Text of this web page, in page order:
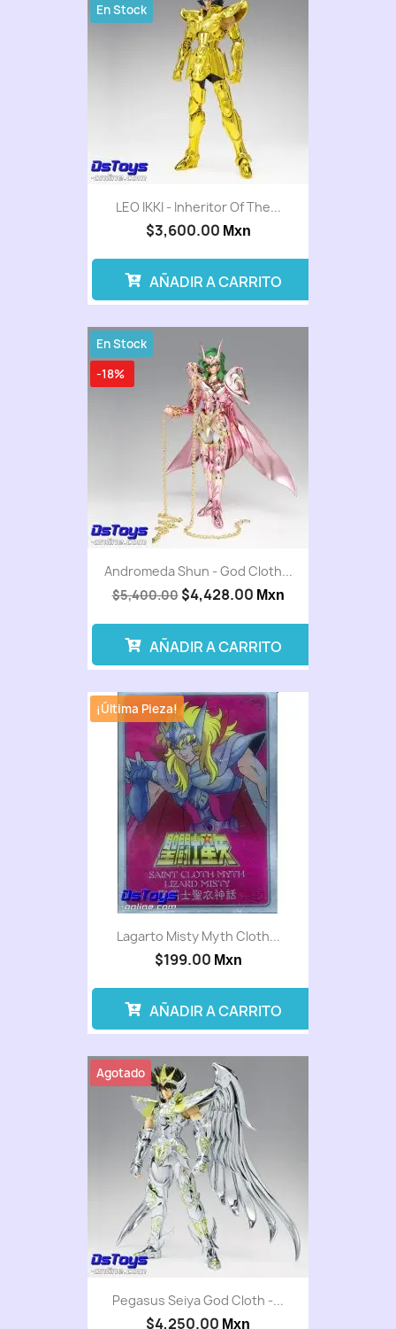
LEO IKKI - Inheritor Of The...
$3,600.00 Mxn
En Stock
AÑADIR A CARRITO
Andromeda Shun - God Cloth...
$5,400.00 $4,428.00 Mxn
-18%
En Stock
AÑADIR A CARRITO
Lagarto Misty Myth Cloth...
$199.00 Mxn
¡Última Pieza!
AÑADIR A CARRITO
Pegasus Seiya God Cloth -...
$4,250.00 Mxn
Agotado